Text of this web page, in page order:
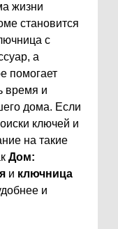
жизни
становится
с
а
помогает
время и
дома. Если
ключей и
на такие
Дом:
и ключница
и